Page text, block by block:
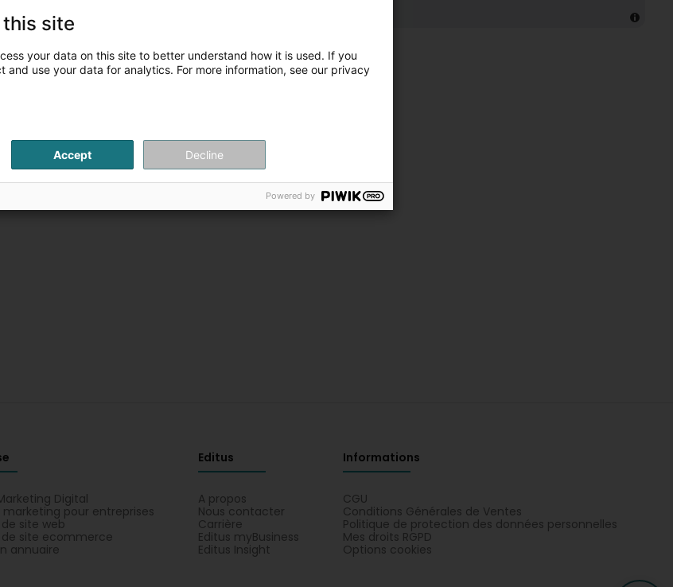
Digital
marketing pour entreprises
site web
site ecommerce
annuaire
Editus
A propos
Nous contacter
Carrière
Editus myBusiness
Editus Insight
Informations
CGU
Conditions Générales de Ventes
Politique de protection des données personnelles
Mes droits RGPD
Options cookies
site
your data on this site to better understand how it is used. If you
and use your data for analytics. For more information, see our privacy
Accept Decline
Powered by